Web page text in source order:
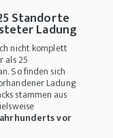
Standorte
Ladung
nicht komplett
als 25
So finden sich
Ladung
stammen aus
vor